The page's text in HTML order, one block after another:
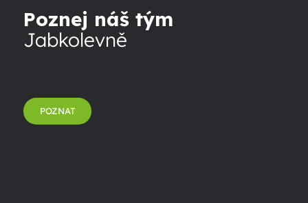
Poznej náš tým
Jabkolevně
POZNAT